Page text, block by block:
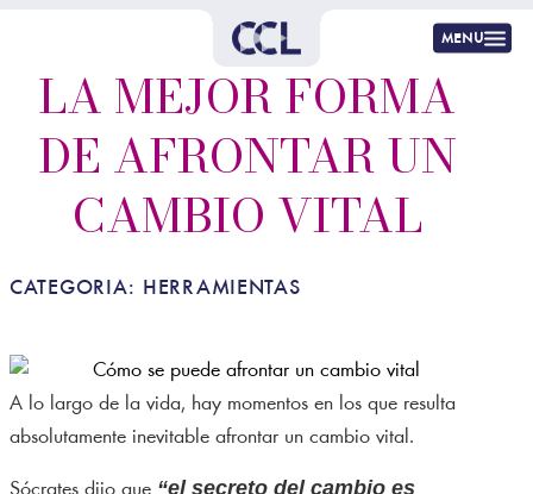
menu
LA MEJOR FORMA
DE AFRONTAR UN
CAMBIO VITAL
CATEGORIA: HERRAMIENTAS
A lo largo de la vida, hay momentos en los que resulta
absolutamente inevitable afrontar un cambio vital.
“el secreto del cambio es